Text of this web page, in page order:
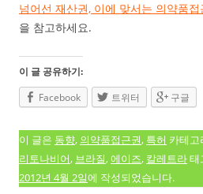
넘어선 재산권, 이에 맞서는 의약품
을 참고하세요.
이 글 공유하기:
Facebook
트위터 구글
이 글은 동향, 의약품접근권, 특허 카테고
리토나비어, 브라질,에이즈, 칼레트라태
2012년 4월 2일에 작성되었습니다.